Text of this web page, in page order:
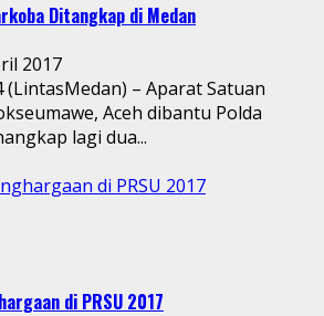
Ditangkap di Medan
2017
(LintasMedan) – Aparat Satuan
Aceh dibantu Polda
lagi dua...
di PRSU 2017
di PRSU 2017